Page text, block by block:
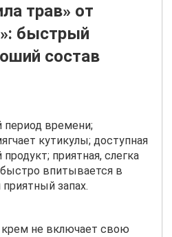
трав» от
быстрый
состав
период времени;
кутикулы; доступная
приятная, слегка
быстро впитывается в
запах.
не включает свою